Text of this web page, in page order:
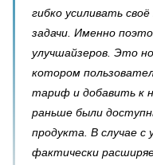
гибко усиливать
задачи. Именно
улучшайзеров. Это
котором
тариф и добавить к
раньше были
продукта. В случае с
фактически